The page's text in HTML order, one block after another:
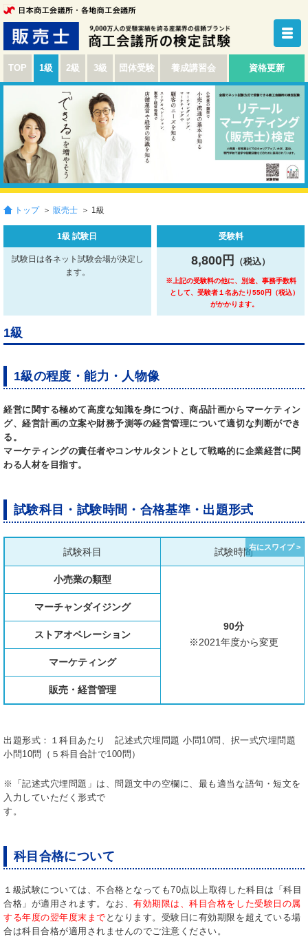
TOP 1級 2級 3級 団体受験 養成講習会 資格更新
トップ ＞ 販売士 ＞ 1級
1級 試験日
試験日は各ネット試験会場が決定し
ます。
受験料
8,800円 （税込）
※上記の受験料の他に、別途、事務手数料
として、受験者１名あたり550円（税込）
がかかります。
1級
1級の程度・能力・人物像
経営に関する極めて高度な知識を身につけ、商品計画からマーケティン
グ、経営計画の立案や財務予測等の経営管理について適切な判断ができ
る。
マーケティングの責任者やコンサルタントとして戦略的に企業経営に関
わる人材を目指す。
試験科目・試験時間・合格基準・出題形式
試験科目 試験時間
小売業の類型
90分
※2021年度から変更
マーチャンダイジング
ストアオペレーション
マーケティング
販売・経営管理
出題形式：１科目あたり 記述式穴埋問題 小問10問、択一式穴埋問題
小問10問（５科目合計で100問）
※「記述式穴埋問題」は、問題文中の空欄に、最も適当な語句・短文を
入力していただく形式で
す。
科目合格について
１級試験については、不合格となっても70点以上取得した科目は「科目
合格」が適用されます。なお、有効期限は、科目合格をした受験日の属
する年度の翌年度末まで となります。受験日に有効期限を超えている場
合は科目合格が適用されませんのでご注意ください。